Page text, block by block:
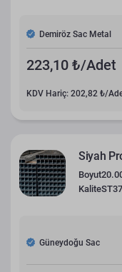
Demiröz Sac Metal
223,10 ₺/Adet
KDV Hariç: 202,82 ₺/
Siyah
Boyut
KaliteST37
Güneydoğu Sac